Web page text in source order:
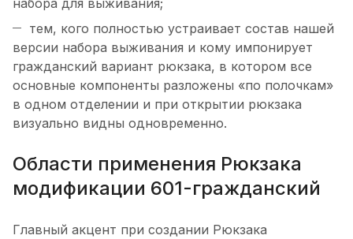
набора для выживания;
тем, кого полностью устраивает состав нашей
версии набора выживания и кому импонирует
гражданский вариант рюкзака, в котором все
основные компоненты разложены «по полочкам»
в одном отделении и при открытии рюкзака
визуально видны одновременно.
Области применения Рюкзака
модификации 601-гражданский
Главный акцент при создании Рюкзака